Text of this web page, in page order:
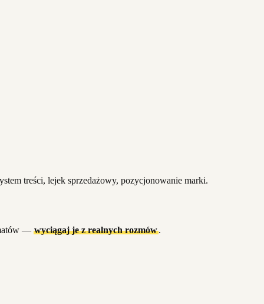
treści, lejek sprzedażowy, pozycjonowanie marki.
— wyciągaj je z realnych rozmów.